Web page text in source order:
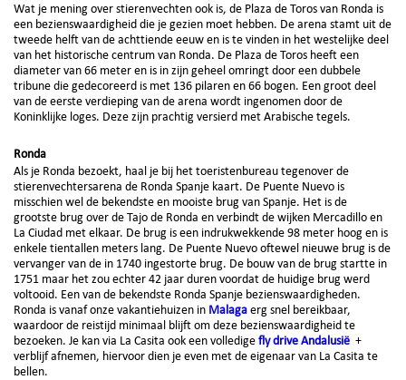
Wat je mening over stierenvechten ook is, de Plaza de Toros van Ronda is
een bezienswaardigheid die je gezien moet hebben. De arena stamt uit de
tweede helft van de achttiende eeuw en is te vinden in het westelijke deel
van het historische centrum van Ronda. De Plaza de Toros heeft een
diameter van 66 meter en is in zijn geheel omringt door een dubbele
tribune die gedecoreerd is met 136 pilaren en 66 bogen. Een groot deel
van de eerste verdieping van de arena wordt ingenomen door de
Koninklijke loges. Deze zijn prachtig versierd met Arabische tegels.
Ronda
Als je Ronda bezoekt, haal je bij het toeristenbureau tegenover de
stierenvechtersarena de Ronda Spanje kaart. De Puente Nuevo is
misschien wel de bekendste en mooiste brug van Spanje. Het is de
grootste brug over de Tajo de Ronda en verbindt de wijken Mercadillo en
La Ciudad met elkaar. De brug is een indrukwekkende 98 meter hoog en is
enkele tientallen meters lang. De Puente Nuevo oftewel nieuwe brug is de
vervanger van de in 1740 ingestorte brug. De bouw van de brug startte in
1751 maar het zou echter 42 jaar duren voordat de huidige brug werd
voltooid. Een van de bekendste Ronda Spanje bezienswaardigheden.
Ronda is vanaf onze vakantiehuizen in Malagaerg snel bereikbaar,
waardoor de reistijd minimaal blijft om deze bezienswaardigheid te
bezoeken. Je kan via La Casita ook een volledigefly drive Andalusië +
verblijf afnemen, hiervoor dien je even met de eigenaar van La Casita te
bellen.